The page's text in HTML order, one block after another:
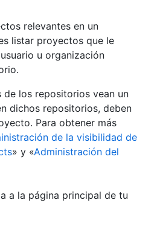
relevantes en un
listar proyectos que le
u organización
de los repositorios vean un
dichos repositorios, deben
Para obtener más
de la visibilidad de
» y «Administración del
a la página principal de tu